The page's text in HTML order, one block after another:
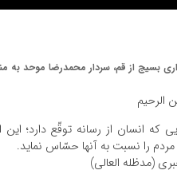
بسیج از قم، سردار محمدرضا موحد به
الرحیم
که انسان از رسانه توقّع
مردم را نسبت به آنها حسّاس نماید.
(مدظله العالی)